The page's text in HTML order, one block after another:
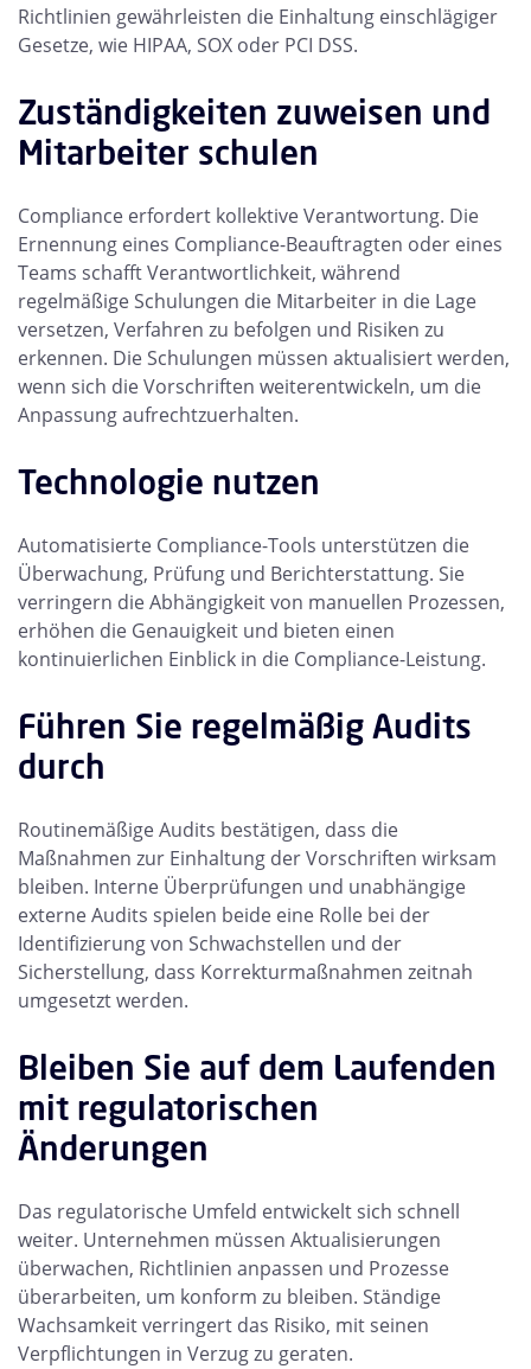
Richtlinien gewährleisten die Einhaltung einschlägiger
Gesetze, wie HIPAA, SOX oder PCI DSS.
Zuständigkeiten zuweisen und
Mitarbeiter schulen
Compliance erfordert kollektive Verantwortung. Die
Ernennung eines Compliance-Beauftragten oder eines
Teams schafft Verantwortlichkeit, während
regelmäßige Schulungen die Mitarbeiter in die Lage
versetzen, Verfahren zu befolgen und Risiken zu
erkennen. Die Schulungen müssen aktualisiert werden,
wenn sich die Vorschriften weiterentwickeln, um die
Anpassung aufrechtzuerhalten.
Technologie nutzen
Automatisierte Compliance-Tools unterstützen die
Überwachung, Prüfung und Berichterstattung. Sie
verringern die Abhängigkeit von manuellen Prozessen,
erhöhen die Genauigkeit und bieten einen
kontinuierlichen Einblick in die Compliance-Leistung.
Führen Sie regelmäßig Audits
durch
Routinemäßige Audits bestätigen, dass die
Maßnahmen zur Einhaltung der Vorschriften wirksam
bleiben. Interne Überprüfungen und unabhängige
externe Audits spielen beide eine Rolle bei der
Identifizierung von Schwachstellen und der
Sicherstellung, dass Korrekturmaßnahmen zeitnah
umgesetzt werden.
Bleiben Sie auf dem Laufenden
mit regulatorischen
Änderungen
Das regulatorische Umfeld entwickelt sich schnell
weiter. Unternehmen müssen Aktualisierungen
überwachen, Richtlinien anpassen und Prozesse
überarbeiten, um konform zu bleiben. Ständige
Wachsamkeit verringert das Risiko, mit seinen
Verpflichtungen in Verzug zu geraten.